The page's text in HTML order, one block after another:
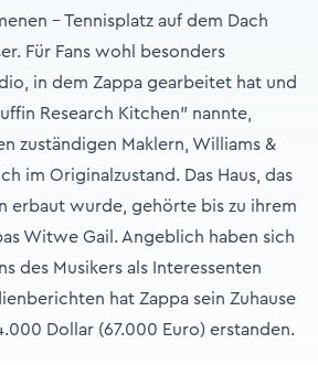
– Tennisplatz auf dem Dach
Für Fans wohl besonders
in dem Zappa gearbeitet hat und
Research Kitchen" nannte,
zuständigen Maklern, Williams &
im Originalzustand. Das Haus, das
erbaut wurde, gehörte bis zu ihrem
Witwe Gail. Angeblich haben sich
des Musikers als Interessenten
hat Zappa sein Zuhause
Dollar (67.000 Euro) erstanden.